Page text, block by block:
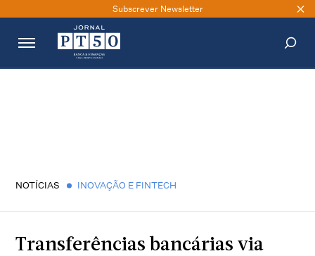
Subscrever Newsletter
NOTÍCIAS INOVAÇÃO E FINTECH
Transferências bancárias via